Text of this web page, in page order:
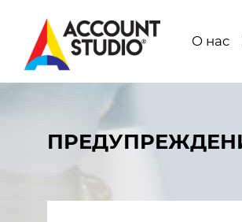
содержанию
страницы
O наc